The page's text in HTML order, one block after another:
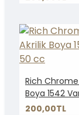
Rich
Boya 1542
200,00TL